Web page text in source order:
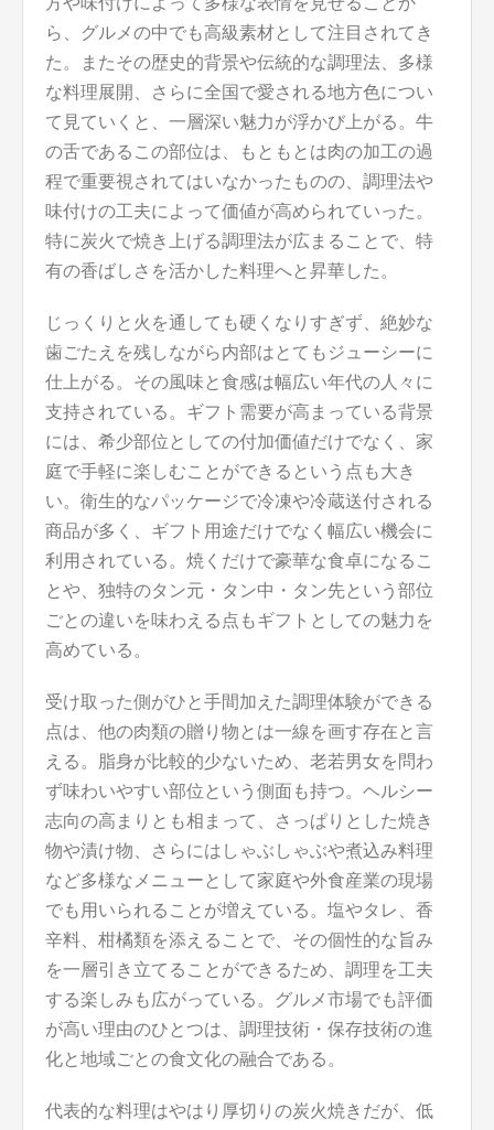
ら、グルメの中でも高級素材として注目されてき
た。またその歴史的背景や伝統的な調理法、多様
な料理展開、さらに全国で愛される地方色につい
て見ていくと、一層深い魅力が浮かび上がる。牛
の舌であるこの部位は、もともとは肉の加工の過
程で重要視されてはいなかったものの、調理法や
味付けの工夫によって価値が高められていった。
特に炭火で焼き上げる調理法が広まることで、特
有の香ばしさを活かした料理へと昇華した。
じっくりと火を通しても硬くなりすぎず、絶妙な
歯ごたえを残しながら内部はとてもジューシーに
仕上がる。その風味と食感は幅広い年代の人々に
支持されている。ギフト需要が高まっている背景
には、希少部位としての付加価値だけでなく、家
庭で手軽に楽しむことができるという点も大き
い。衛生的なパッケージで冷凍や冷蔵送付される
商品が多く、ギフト用途だけでなく幅広い機会に
利用されている。焼くだけで豪華な食卓になるこ
とや、独特のタン元・タン中・タン先という部位
ごとの違いを味わえる点もギフトとしての魅力を
高めている。
受け取った側がひと手間加えた調理体験ができる
点は、他の肉類の贈り物とは一線を画す存在と言
える。脂身が比較的少ないため、老若男女を問わ
ず味わいやすい部位という側面も持つ。ヘルシー
志向の高まりとも相まって、さっぱりとした焼き
物や漬け物、さらにはしゃぶしゃぶや煮込み料理
など多様なメニューとして家庭や外食産業の現場
でも用いられることが増えている。塩やタレ、香
辛料、柑橘類を添えることで、その個性的な旨み
を一層引き立てることができるため、調理を工夫
する楽しみも広がっている。グルメ市場でも評価
が高い理由のひとつは、調理技術・保存技術の進
化と地域ごとの食文化の融合である。
代表的な料理はやはり厚切りの炭火焼きだが、低